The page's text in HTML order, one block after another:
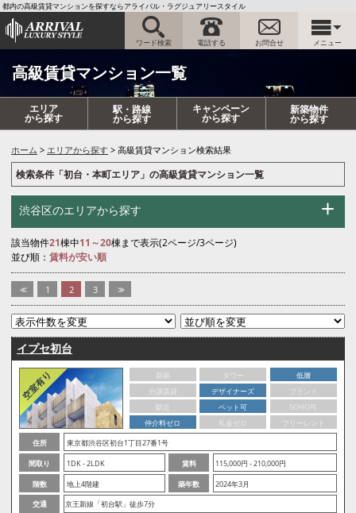
都内の高級賃貸マンションを探すならアライバル・ラグジュアリースタイル
ワード検索 電話する お問合せ メニュー
高級賃貸マンション一覧
エリア
から探す
駅・路線
から探す
キャンペーン
から探す
新築物件
から探す
ホーム エリアから探す 高級賃貸マンション検索結果
検索条件「初台・本町エリア」の高級賃貸マンション一覧
渋谷区のエリアから探す
該当物件21棟中11～20棟まで表示(2ページ/3ページ)
並び順： 賃料が安い順
<< 1 2 3 >>
イプセ初台
新築 タワー
低層
分譲賃貸
デザイナーズ
ブランド
駅近
ペット可
SOHO可
仲介料ゼロ
礼金ゼロ
フリーレント
住所
東京都渋谷区初台1丁目27番1号
間取り
1DK - 2LDK 賃料
115,000円 - 210,000円
階数
地上4階建 築年数
2024年3月
交通
京王新線「初台駅」徒歩7分